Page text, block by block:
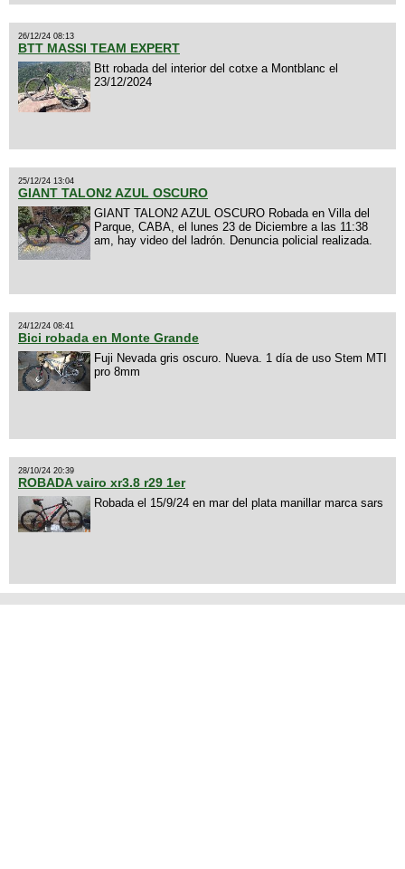
26/12/24 08:13
BTT MASSI TEAM EXPERT
Btt robada del interior del cotxe a Montblanc el
23/12/2024
25/12/24 13:04
GIANT TALON2 AZUL OSCURO
GIANT TALON2 AZUL OSCURO Robada en Villa del
Parque, CABA, el lunes 23 de Diciembre a las 11:38
am, hay video del ladrón. Denuncia policial realizada.
24/12/24 08:41
Bici robada en Monte Grande
Fuji Nevada gris oscuro. Nueva. 1 día de uso Stem MTI
pro 8mm
28/10/24 20:39
ROBADA vairo xr3.8 r29 1er
Robada el 15/9/24 en mar del plata manillar marca sars